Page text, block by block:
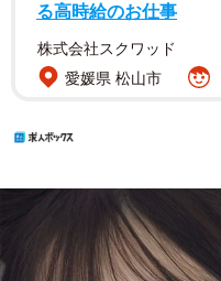
る高時給のお仕事
株式会社スクワッド
愛媛県 松山市